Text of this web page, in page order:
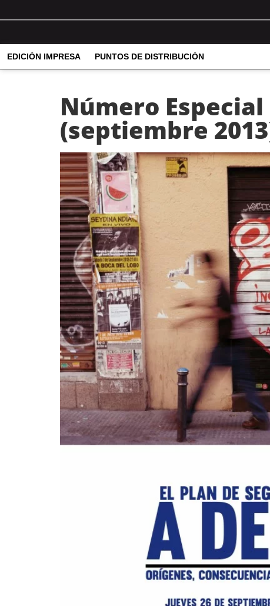
EDICIÓN IMPRESA PUNTOS DE DISTRIBUCIÓN
Número
(septiembre